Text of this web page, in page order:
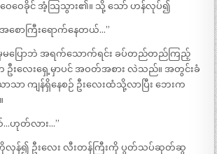
ေဝေခိုင် အံ့သြသွား၏။ သို့ သော် ဟန်လုပ်၍
ောကြီးရောက်နေတယ်…”
မပြောဘဲ အရက်သောက်ရင်း ခပ်တည်တည်ကြည့်
ဦးလေးရှေ့မှာပင် အဝတ်အစား လဲသည်။ အတွင်းခံ
သာ ကျန်ရှိနေစဉ် ဦးလေးထံသို့လာပြီး ဘေးက
…ဟုတ်လား…”
ကိုလှန်၍ ဦးလေး လီးတန်ကြီးကို ပွတ်သပ်ဆုတ်ဆွ